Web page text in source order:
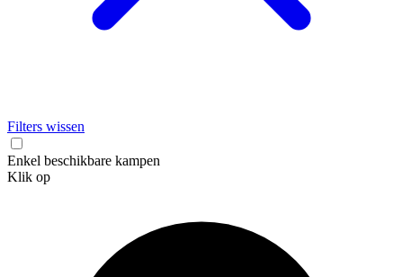
Filters wissen
Enkel beschikbare kampen
Klik op